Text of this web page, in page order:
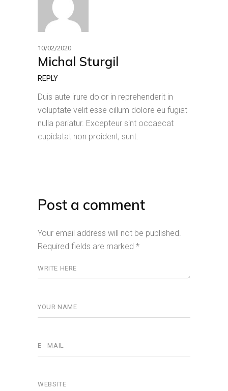
10/02/2020
Michal Sturgil
REPLY
Duis aute irure dolor in reprehenderit in
voluptate velit esse cillum dolore eu fugiat
nulla pariatur. Excepteur sint occaecat
cupidatat non proident, sunt.
Post a comment
Your email address will not be published.
Required fields are marked *